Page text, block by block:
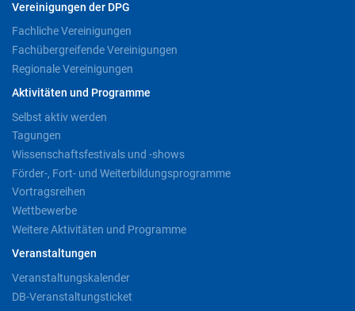
Vereinigungen der DPG
Fachliche Vereinigungen
Fachübergreifende Vereinigungen
Regionale Vereinigungen
Aktivitäten und Programme
Selbst aktiv werden
Tagungen
Wissenschaftsfestivals und -shows
Förder-, Fort- und Weiterbildungsprogramme
Vortragsreihen
Wettbewerbe
Weitere Aktivitäten und Programme
Veranstaltungen
Veranstaltungskalender
DB-Veranstaltungsticket